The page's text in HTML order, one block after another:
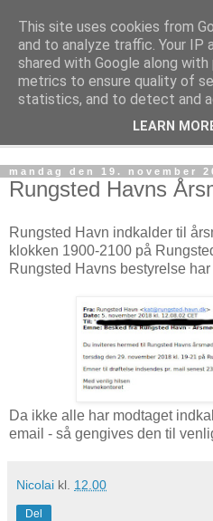
Rungsted
Din lokale sejlklub
mandag den 19. november
Rungsted Havns
Rungsted Havn indkalder til
klokken 1900-2100 på
Rungsted Havns bestyrelse
Da ikke alle har modtaget
email - så gengives den til
Nicolai kl. 12.00
Del
This site uses cookies from
and to analyze traffic. Your IP
shared with Google along
metrics to ensure quality of
statistics, and to detect and
LEARN